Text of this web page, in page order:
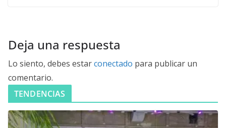
Deja una respuesta
Lo siento, debes estarconectado para publicar un
comentario.
TENDENCIAS